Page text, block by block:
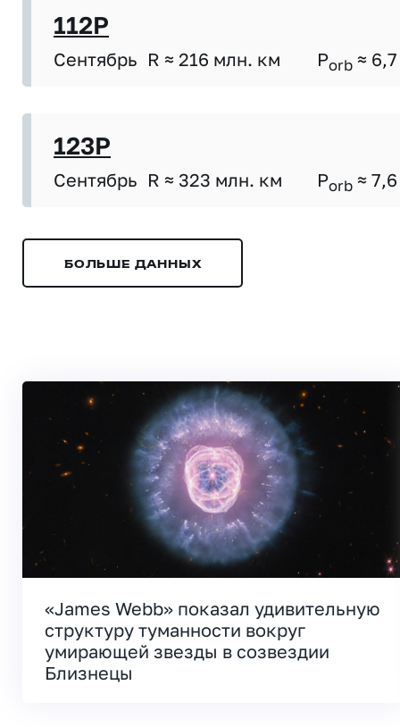
112P
Сентябрь R ≈ 216 млн. км Porb ≈ 6,7
123P
Сентябрь R ≈ 323 млн. км Porb ≈ 7,6
БОЛЬШЕ ДАННЫХ
«James Webb» показал удивительную
структуру туманности вокруг
умирающей звезды в созвездии
Близнецы